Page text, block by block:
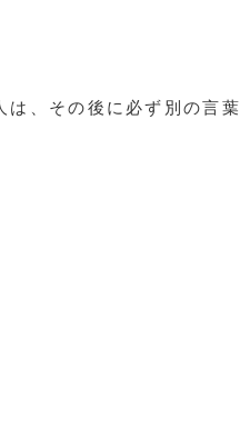
は、その後に必ず別の言葉